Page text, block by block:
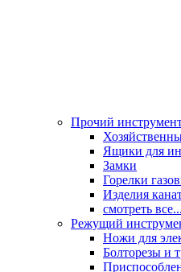
Прочий
Ящики для
Замки
Горелки
Изделия
смотреть все...
Режущий
Ножи для
Болторезы и